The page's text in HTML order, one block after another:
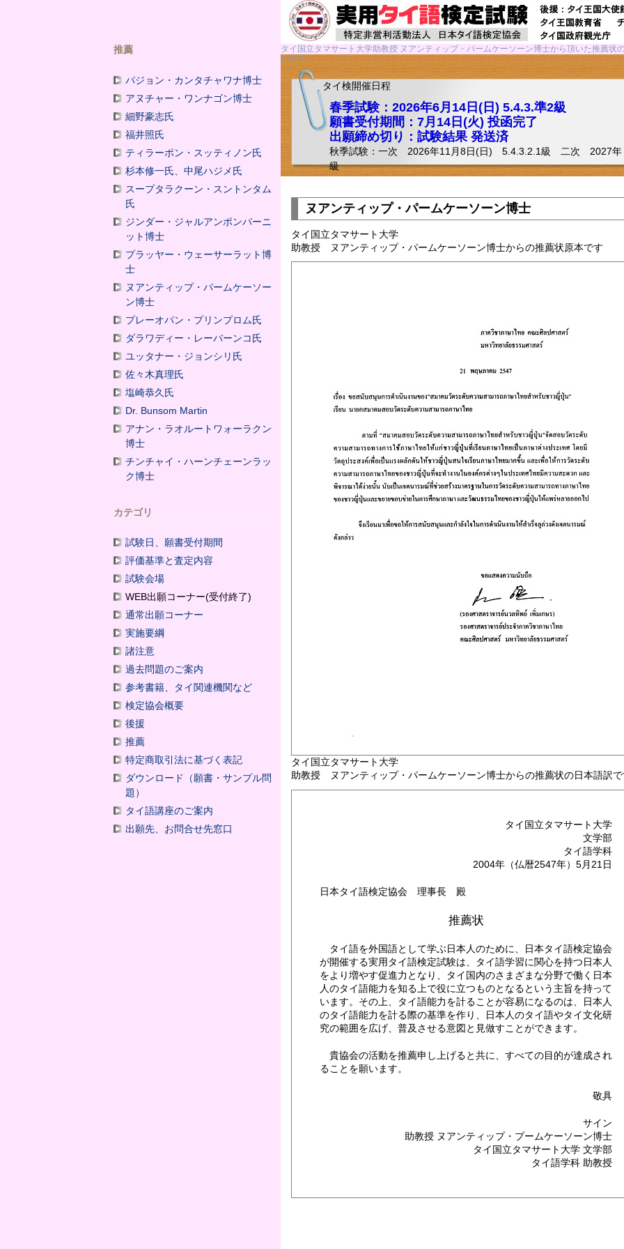
タイ国立タマサート大学助教授 ヌアンティップ・パームケーソーン博士から頂いた推薦状
います。
タイ検開催日程
春季試験：2026年6月14日(日) 5.4.3.準2級
願書受付期間：7月14日(火) 投函完了
出願締め切り：試験結果 発送済
秋季試験：一次 2026年11月8日(日) 5.4.3.2.1級 二次 2027年
級
ヌアンティップ・パームケーソーン博士
タイ国立タマサート大学
助教授 ヌアンティップ・パームケーソーン博士からの推薦状原本です
タイ国立タマサート大学
助教授 ヌアンティップ・パームケーソーン博士からの推薦状の日本語訳
タイ国立タマサート大学
文学部
タイ語学科
2004年（仏暦2547年）5月21日
日本タイ語検定協会 理事長 殿
推薦状
タイ語を外国語として学ぶ日本人のために、日本タイ語検定協会
が開催する実用タイ語検定試験は、タイ語学習に関心を持つ日本人
をより増やす促進力となり、タイ国内のさまざまな分野で働く日本
人のタイ語能力を知る上で役に立つものとなるという主旨を持って
います。その上、タイ語能力を計ることが容易になるのは、日本人
のタイ語能力を計る際の基準を作り、日本人のタイ語やタイ文化研
究の範囲を広げ、普及させる意図と見做すことができます。
貴協会の活動を推薦申し上げると共に、すべての目的が達成され
ることを願います。
敬具
サイン
助教授 ヌアンティップ・プームケーソーン博士
タイ国立タマサート大学 文学部
タイ語学科 助教授
推薦
パジョン・カンタチャワナ博士
アヌチャー・ワンナゴン博士
細野豪志氏
福井照氏
ティラーポン・スッティノン氏
杉本修一氏、中尾ハジメ氏
スープタラクーン・スントンタム
氏
ジンダー・ジャルアンポンパーニ
ット博士
プラッヤー・ウェーサーラット博
士
ヌアンティップ・パームケーソー
ン博士
プレーオパン・プリンプロム氏
ダラワディー・レーバーンコ氏
ユッタナー・ジョンシリ氏
佐々木真理氏
塩崎恭久氏
Dr. Bunsom Martin
アナン・ラオルートワォーラクン
博士
チンチャイ・ハーンチェーンラッ
ク博士
カテゴリ
試験日、願書受付期間
評価基準と査定内容
試験会場
WEB出願コーナー(受付終了)
通常出願コーナー
実施要綱
諸注意
過去問題のご案内
参考書籍、タイ関連機関など
検定協会概要
後援
推薦
特定商取引法に基づく表記
ダウンロード（願書・サンプル問
題）
タイ語講座のご案内
出願先、お問合せ先窓口